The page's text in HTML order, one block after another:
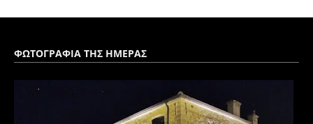
ΦΩΤΟΓΡΑΦΙΑ ΤΗΣ ΗΜΕΡΑΣ